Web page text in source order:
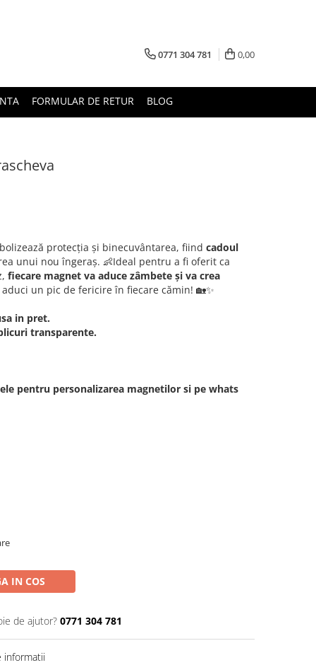
0771 304 781 0,00
FORMULAR DE RETUR BLOG
protecția și binecuvântarea, fiind cadoul
unui nou îngeraș. 👶Ideal pentru a fi oferit ca
fiecare magnet va aduce zâmbete și va crea
un pic de fericire în fiecare cămin! 🏡✨
in pret.
transparente.
pentru personalizarea magnetilor si pe whats
IN COS
de ajutor? 0771 304 781
informatii